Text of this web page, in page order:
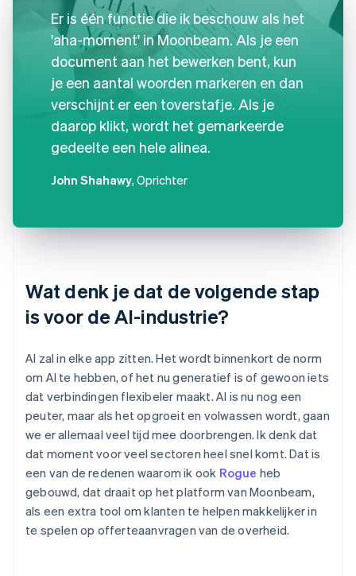
Er is één functie die ik beschouw als het
'aha-moment' in Moonbeam. Als je een
document aan het bewerken bent, kun
je een aantal woorden markeren en dan
verschijnt er een toverstafje. Als je
daarop klikt, wordt het gemarkeerde
gedeelte een hele alinea.
John Shahawy, Oprichter
Wat denk je dat de volgende stap
is voor de AI-industrie?
AI zal in elke app zitten. Het wordt binnenkort de norm
om AI te hebben, of het nu generatief is of gewoon iets
dat verbindingen flexibeler maakt. AI is nu nog een
peuter, maar als het opgroeit en volwassen wordt, gaan
we er allemaal veel tijd mee doorbrengen. Ik denk dat
dat moment voor veel sectoren heel snel komt. Dat is
een van de redenen waarom ik ook Rogue heb
gebouwd, dat draait op het platform van Moonbeam,
als een extra tool om klanten te helpen makkelijker in
te spelen op offerteaanvragen van de overheid.